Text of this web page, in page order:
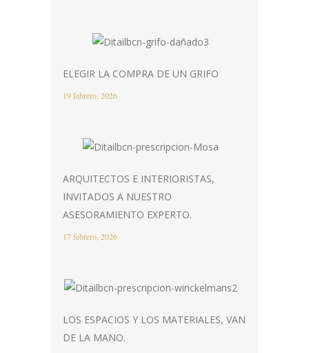
ELEGIR LA COMPRA DE UN GRIFO
19 febrero, 2026
ARQUITECTOS E INTERIORISTAS,
INVITADOS A NUESTRO
ASESORAMIENTO EXPERTO.
17 febrero, 2026
LOS ESPACIOS Y LOS MATERIALES, VAN
DE LA MANO.